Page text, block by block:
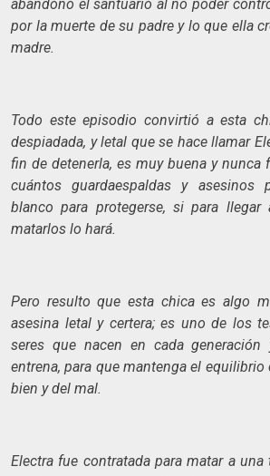
abandono el santuario al no poder
por la muerte de su padre y lo que ella
madre.
Todo este episodio convirtió a esta
despiadada, y letal que se hace llamar
fin de detenerla, es muy buena y nunca
cuántos guardaespaldas y asesinos
blanco para protegerse, si para
matarlos lo hará.
Pero resulto que esta chica es algo
asesina letal y certera; es uno de los
seres que nacen en cada
entrena, para que mantenga el equilibrio
bien y del mal.
Electra fue contratada para matar a una